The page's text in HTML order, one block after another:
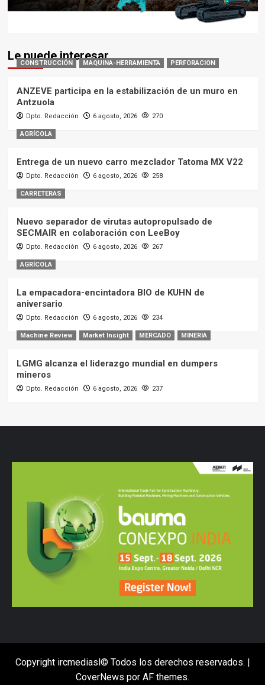
Le puede interesar
CONSTRUCCIÓN MAQUINA-HERRAMIENTA PERFORACION
ANZEVE participa en la estabilización de un muro en
Antzuola
Dpto. Redacción 6 agosto, 2026 270
AGRÍCOLA
Entrega de un nuevo carro mezclador Tatoma MX V22
Dpto. Redacción 6 agosto, 2026 258
CARRETERAS
Nuevo separador de virutas autopropulsado de
SECMAIR en colaboración con LeeBoy
Dpto. Redacción 6 agosto, 2026 267
AGRÍCOLA
La empacadora-encintadora BIO de KUHN de
aniversario
Dpto. Redacción 6 agosto, 2026 234
Machine Review Market Insight MERCADO MINERIA
LGMG alcanza el liderazgo mundial en dumpers
mineros
Dpto. Redacción 6 agosto, 2026 237
Copyright ircmediasl© Todos los derechos reservados. |
CoverNews por AF themes.